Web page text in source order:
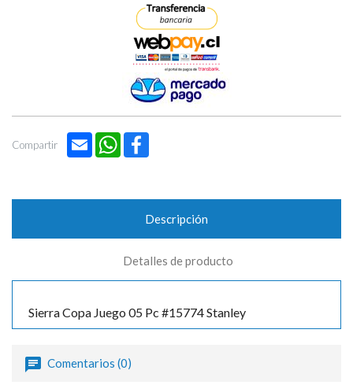
Compartir Email WhatsApp
Descripción
Detalles de producto
Sierra Copa Juego 05 Pc #15774 Stanley
Comentarios (0)